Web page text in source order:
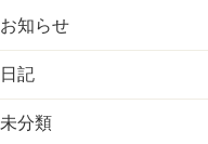
お知らせ
日記
未分類